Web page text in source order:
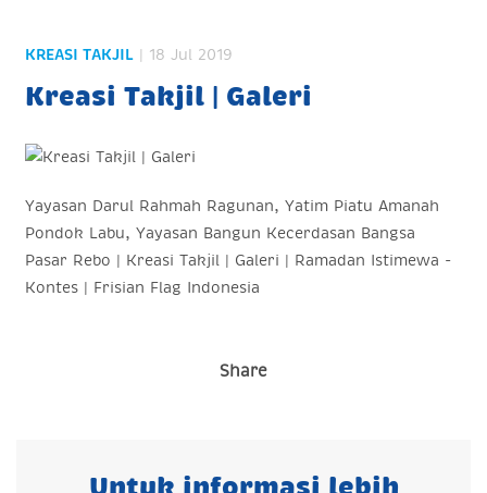
KREASI TAKJIL | 18 Jul 2019
Kreasi Takjil | Galeri
Yayasan Darul Rahmah Ragunan, Yatim Piatu Amanah
Pondok Labu, Yayasan Bangun Kecerdasan Bangsa
Pasar Rebo | Kreasi Takjil | Galeri | Ramadan Istimewa -
Kontes | Frisian Flag Indonesia
Share
Untuk informasi lebih